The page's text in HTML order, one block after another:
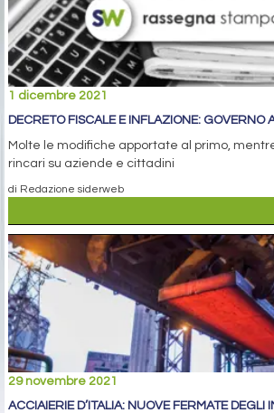
1 dicembre 2021
DECRETO FISCALE E INFLAZIONE: GOVERNO
Molte le modifiche apportate al primo,
rincari su aziende e cittadini
di Redazione siderweb
29 novembre 2021
ACCIAIERIE D’ITALIA: NUOVE FERMATE DEGLI